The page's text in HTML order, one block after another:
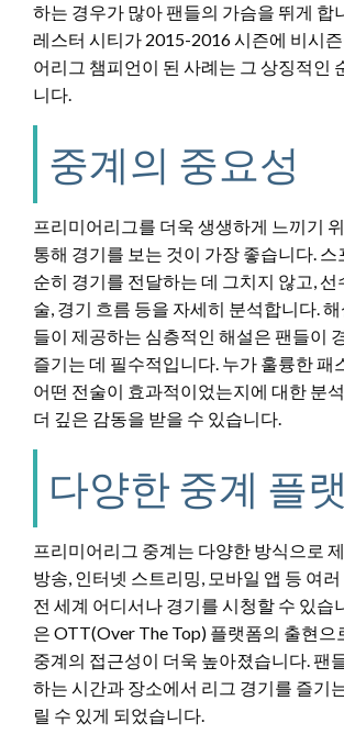
하는 경우가 많아 팬들의 가슴을 뛰게 합
레스터 시티가 2015-2016 시즌에 비시
어리그 챔피언이 된 사례는 그 상징적인
니다.
중계의 중요성
프리미어리그를 더욱 생생하게 느끼기
통해 경기를 보는 것이 가장 좋습니다.
순히 경기를 전달하는 데 그치지 않고, 선
술, 경기 흐름 등을 자세히 분석합니다.
들이 제공하는 심층적인 해설은 팬들이
즐기는 데 필수적입니다. 누가 훌륭한 패
어떤 전술이 효과적이었는지에 대한 분
더 깊은 감동을 받을 수 있습니다.
다양한 중계 플
프리미어리그 중계는 다양한 방식으로
방송, 인터넷 스트리밍, 모바일 앱 등 여
전 세계 어디서나 경기를 시청할 수 있습
은 OTT(Over The Top) 플랫폼의 출현으
중계의 접근성이 더욱 높아졌습니다. 팬
하는 시간과 장소에서 리그 경기를 즐기
릴 수 있게 되었습니다.